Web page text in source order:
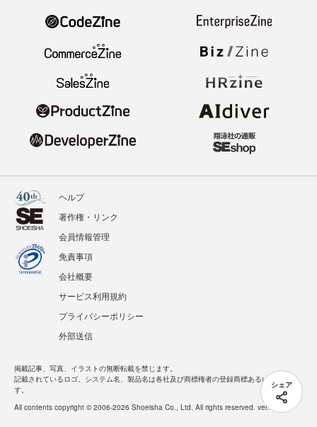
シェア
ヘルプ
著作権・リンク
会員情報管理
免責事項
会社概要
サービス利用規約
プライバシーポリシー
外部送信
掲載記事、写真、イラストの無断転載を禁じます。
記載されているロゴ、システム名、製品名は各社及び商標権者の登録商標あるいは商標で
す。
All contents copyright © 2006-2026 Shoeisha Co., Ltd. All rights reserved. ver.1.5